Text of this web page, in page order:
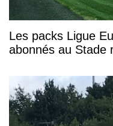
Les packs Ligue
abonnés au Stade